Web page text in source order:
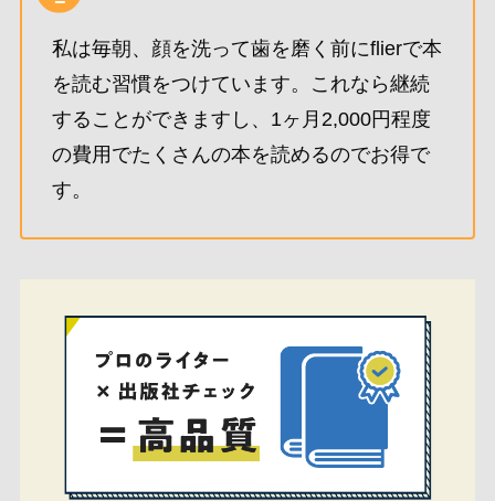
私は毎朝、顔を洗って歯を磨く前にflierで本
を読む習慣をつけています。これなら継続
することができますし、1ヶ月2,000円程度
の費用でたくさんの本を読めるのでお得で
す。